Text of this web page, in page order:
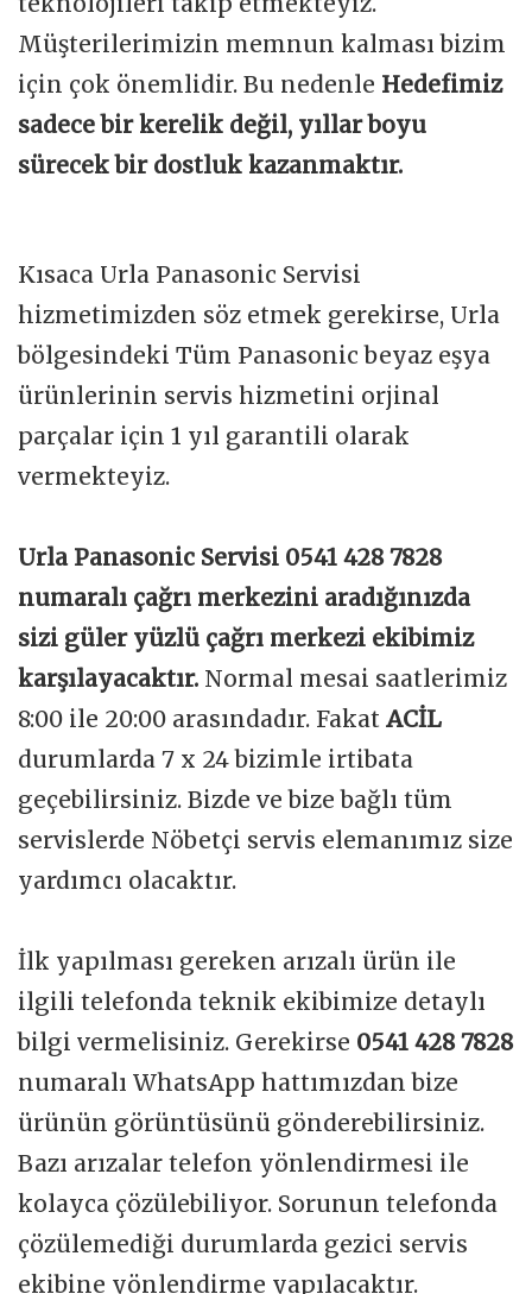
Müşterilerimizin memnun kalması bizim
için çok önemlidir. Bu nedenle Hedefimiz
sadece bir kerelik değil, yıllar boyu
sürecek bir dostluk kazanmaktır.
Kısaca Urla Panasonic Servisi
hizmetimizden söz etmek gerekirse, Urla
bölgesindeki Tüm Panasonic beyaz eşya
ürünlerinin servis hizmetini orjinal
parçalar için 1 yıl garantili olarak
vermekteyiz.
Urla Panasonic Servisi 0541 428 7828
numaralı çağrı merkezini aradığınızda
sizi güler yüzlü çağrı merkezi ekibimiz
karşılayacaktır. Normal mesai saatlerimiz
8:00 ile 20:00 arasındadır. Fakat ACİL
durumlarda 7 x 24 bizimle irtibata
geçebilirsiniz. Bizde ve bize bağlı tüm
servislerde Nöbetçi servis elemanımız size
yardımcı olacaktır.
İlk yapılması gereken arızalı ürün ile
ilgili telefonda teknik ekibimize detaylı
bilgi vermelisiniz. Gerekirse 0541 428 7828
numaralı WhatsApp hattımızdan bize
ürünün görüntüsünü gönderebilirsiniz.
Bazı arızalar telefon yönlendirmesi ile
kolayca çözülebiliyor. Sorunun telefonda
çözülemediği durumlarda gezici servis
ekibine yönlendirme yapılacaktır.